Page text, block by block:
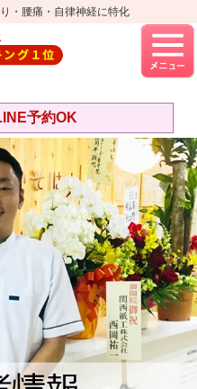
・腰痛・自律神経に特化
予約OK